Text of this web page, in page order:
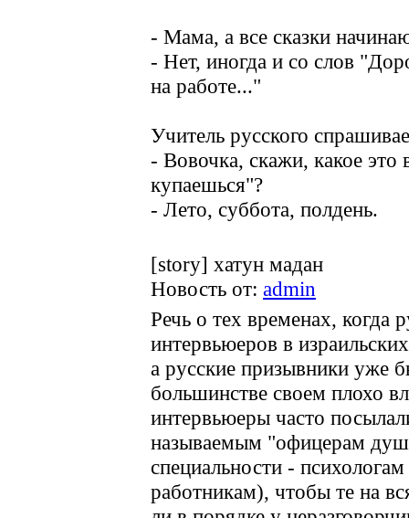
- Мама, а все сказки
- Нет, иногда и со слов
на работе..."
Учитель русского
- Вовочка, скажи, какое
купаешься"?
- Лето, суббота, полдень.
[story] хатун мадан
Новость от: admin
Речь о тех временах, когда
интервьюеров в
а русские призывники уже
большинстве своем плохо
интервьюеры часто
называемым "офицерам
специальности -
работникам), чтобы те на